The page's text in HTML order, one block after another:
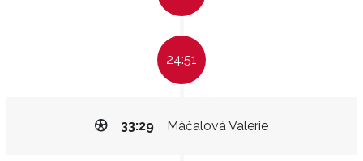
24:51
Máčalová Valerie
33:29